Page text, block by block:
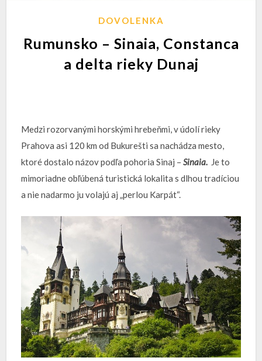
DOVOLENKA
Rumunsko – Sinaia, Constanca
a delta rieky Dunaj
Medzi rozorvanými horskými hrebeňmi, v údolí rieky
Prahova asi 120 km od Bukurešti sa nachádza mesto,
ktoré dostalo názov podľa pohoria Sinaj –Sinaia. Je to
mimoriadne obľúbená turistická lokalita s dlhou tradíciou
a nie nadarmo ju volajú aj „perlou Karpát“.